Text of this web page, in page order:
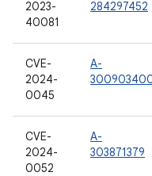
2023-
40081
284297452
CVE-
2024-
0045
A-
CVE-
2024-
0052
A-
303871379